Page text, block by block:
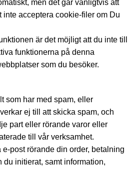
men det går vanligtvis att
acceptera cookie-filer om Du
är det möjligt att du inte till
funktionerna på denna
som du besöker.
som har med spam, eller
ej till att skicka spam, och
part eller rörande varor eller
till vår verksamhet.
post rörande din order, betalning
initierat, samt information,